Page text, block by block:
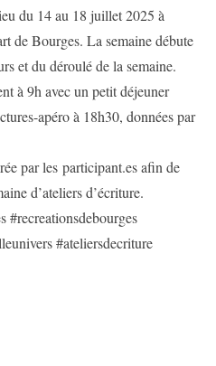
du 14 au 18 juillet 2025 à
de Bourges. La semaine débute
et du déroulé de la semaine.
à 9h avec un petit déjeuner
apéro à 18h30, données par
par les participant.es afin de
d’ateliers d’écriture.
#recreationsdebourges
#ateliersdecriture